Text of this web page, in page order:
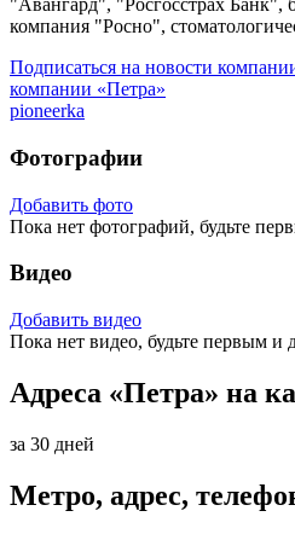
"Авангард", "Росгосстрах Банк",
компания "Росно",
Подписаться на новости
компании «Петра»
pioneerka
Фотографии
Добавить фото
Пока нет фотографий, будьте
Видео
Добавить видео
Пока нет видео, будьте первым и
Адреса «Петра» на
за 30 дней
Метро, адрес,